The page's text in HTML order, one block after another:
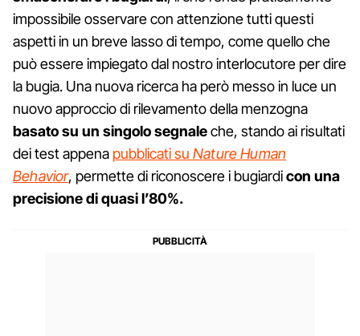
impossibile osservare con attenzione tutti questi
aspetti in un breve lasso di tempo, come quello che
può essere impiegato dal nostro interlocutore per dire
la bugia. Una nuova ricerca ha però messo in luce un
nuovo approccio di rilevamento della menzogna
basato su un singolo segnaleche, stando ai risultati
dei test appena pubblicati su Nature Human
Behavior, permette di riconoscere i bugiardicon una
precisione di quasi l’80%.